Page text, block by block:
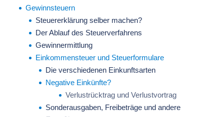
Gewinnsteuern
Steuererklärung selber machen?
Der Ablauf des Steuerverfahrens
Gewinnermittlung
Einkommensteuer und Steuerformulare
Die verschiedenen Einkunftsarten
Negative Einkünfte?
Verlustrücktrag und Verlustvortrag
Sonderausgaben, Freibeträge und andere